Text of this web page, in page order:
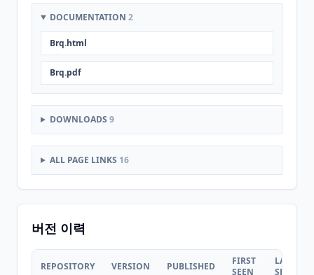
DOCUMENTATION 2
Brq.html
Brq.pdf
DOWNLOADS 9
ALL PAGE LINKS 16
버전 이력
REPOSITORY VERSION PUBLISHED
FIRST
SEEN
LAST
SEEN